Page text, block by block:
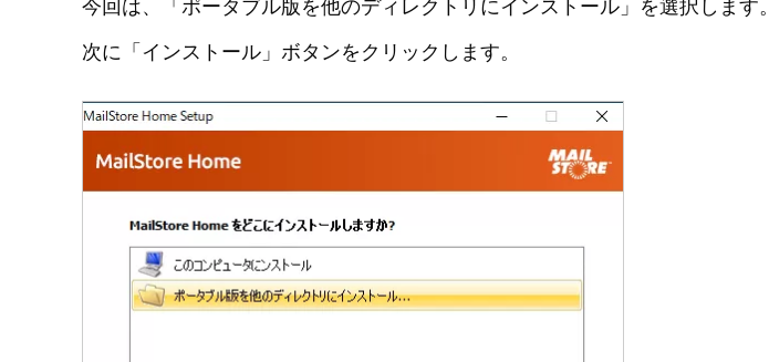
今回は、「ポータブル版を他のディレクトリにインストール」を選択します。
次に「インストール」ボタンをクリックします。